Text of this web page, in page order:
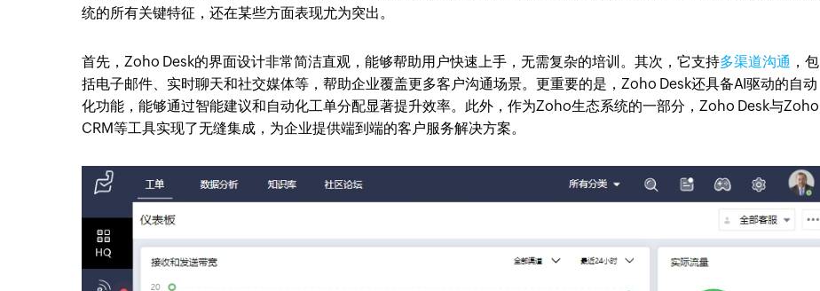
统的所有关键特征，还在某些方面表现尤为突出。
首先，Zoho Desk的界面设计非常简洁直观，能够帮助用户快速上手，无需复杂的培训。其次，它支持多渠道沟通 ，包
括电子邮件、实时聊天和社交媒体等，帮助企业覆盖更多客户沟通场景。更重要的是，Zoho Desk还具备AI驱动的自动
化功能，能够通过智能建议和自动化工单分配显著提升效率。此外，作为Zoho生态系统的一部分，Zoho Desk与Zoho
CRM等工具实现了无缝集成，为企业提供端到端的客户服务解决方案。